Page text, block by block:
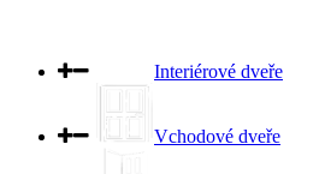
Interiérové dveře
Vchodové dveře